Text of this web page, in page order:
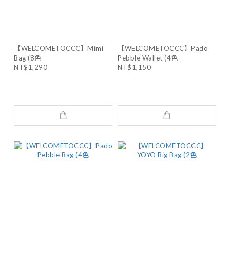
【WELCOMETOCCC】Mimi
Bag (8色
NT$1,290
【WELCOMETOCCC】Pado
Pebble Wallet (4色
NT$1,150